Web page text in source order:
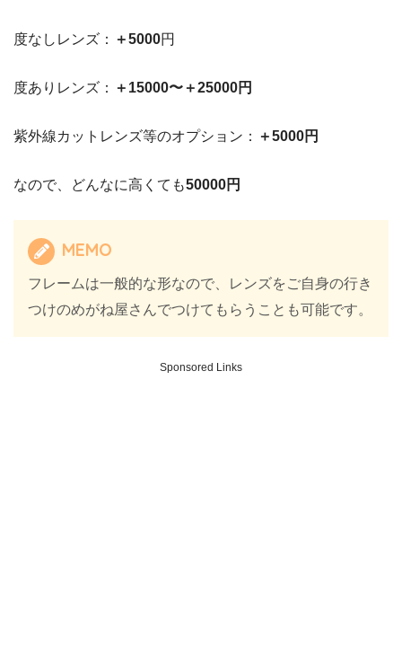
度なしレンズ： ＋5000円
度ありレンズ： ＋15000〜＋25000円
紫外線カットレンズ等のオプション： ＋5000円
なので、どんなに高くても50000円
MEMO
フレームは一般的な形なので、レンズをご自身の行き
つけのめがね屋さんでつけてもらうことも可能です。
Sponsored Links